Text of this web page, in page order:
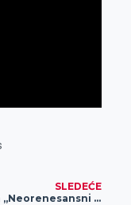
SLEDEĆE
Izložba „Neorenesansni duh Mediterana u Banatu“ trajaće do kraja januara